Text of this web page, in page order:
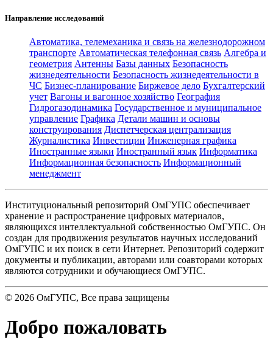
Направление исследований
Автоматика, телемеханика и связь на железнодорожном
транспорте Автоматическая телефонная связь Алгебра и
геометрия Антенны Базы данных Безопасность
жизнедеятельности Безопасность жизнедеятельности в
ЧС Бизнес-планирование Биржевое дело Бухгалтерский
учет Вагоны и вагонное хозяйство География
Гидрогазодинамика Государственное и муниципальное
управление Графика Детали машин и основы
конструирования Диспетчерская централизация
Журналистика Инвестиции Инженерная графика
Иностранные языки Иностранный язык Информатика
Информационная безопасность Информационный
менеджмент
Институциональный репозиторий ОмГУПС обеспечивает
хранение и распространение цифровых материалов,
являющихся интеллектуальной собственностью ОмГУПС. Он
создан для продвижения результатов научных исследований
ОмГУПС и их поиск в сети Интернет. Репозиторий содержит
документы и публикации, авторами или соавторами которых
являются сотрудники и обучающиеся ОмГУПС.
© 2026 ОмГУПС, Все права защищены
Добро пожаловать